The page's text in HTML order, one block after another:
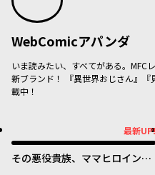
WebComicアパンダ
いま読みたい、すべてがある。MFC
新ブランド！ 『異世界おじさん』
載中！
最新UP!
その悪役貴族、ママヒロインが